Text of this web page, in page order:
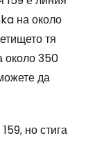
на около
тя
около 350
да
но стига